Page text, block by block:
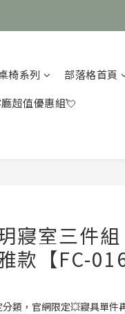
椅系列
部落格首頁
超值優惠組💘
寢室三件
款【FC-016
分類，官網限定💥寢具單件